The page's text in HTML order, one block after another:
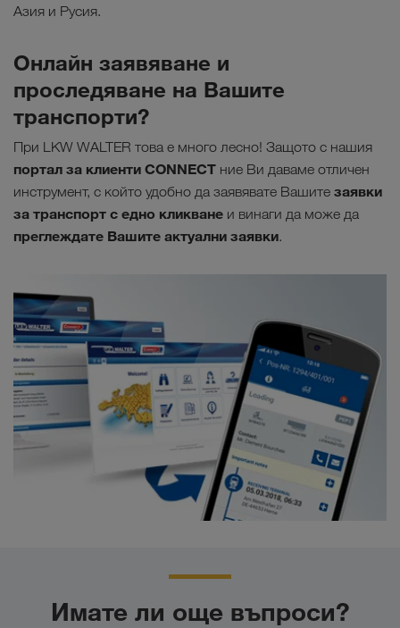
Азия и Русия.
Онлайн заявяване и
проследяване на Вашите
транспорти?
При LKW WALTER това е много лесно! Защото с нашия
портал за клиенти CONNECT ние Ви даваме отличен
инструмент, с който удобно да заявявате Вашите заявки
за транспорт с едно кликване и винаги да може да
преглеждате Вашите актуални заявки.
Имате ли още въпроси?